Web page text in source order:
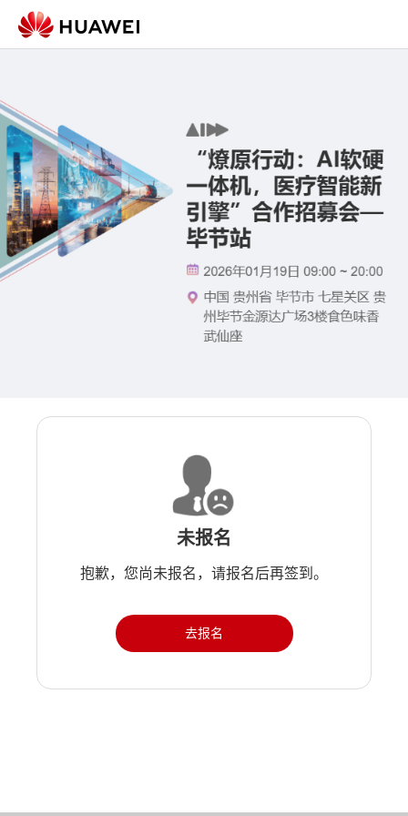
未报名
抱歉，您尚未报名，请报名后再签到。
去报名